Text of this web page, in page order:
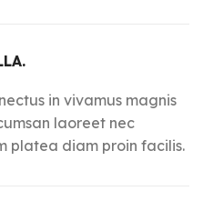
in vivamus magnis
laoreet nec
platea diam proin facilis.